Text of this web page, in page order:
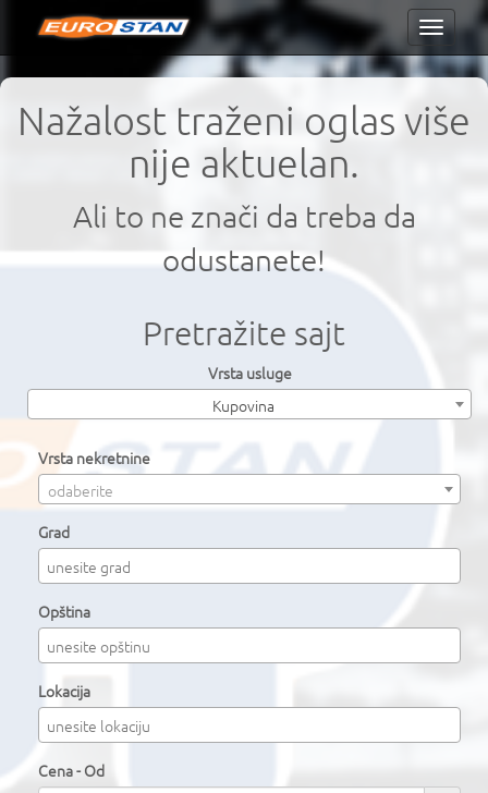
Toggle
Nažalost traženi oglas više
nije aktuelan.
Ali to ne znači da treba da
odustanete!
Pretražite sajt
Vrsta usluge
Kupovina
Vrsta nekretnine
odaberite
Grad
Opština
Lokacija
Cena - Od